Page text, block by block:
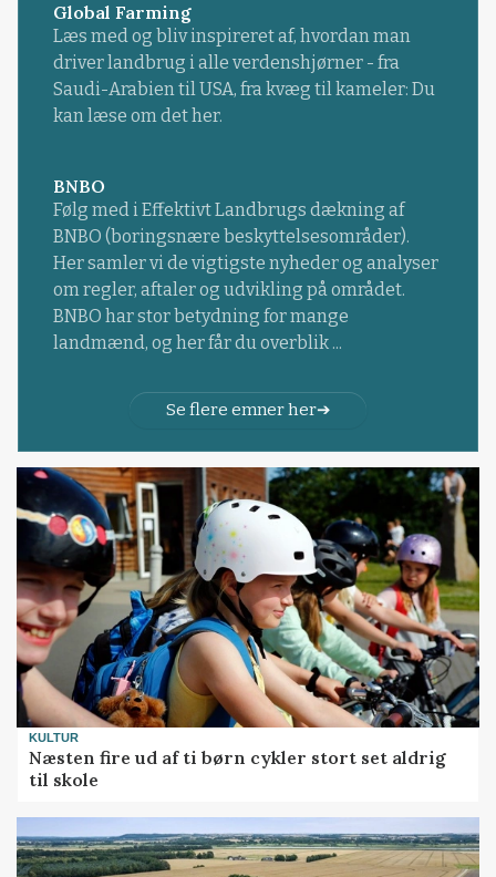
Global Farming
Læs med og bliv inspireret af, hvordan man
driver landbrug i alle verdenshjørner - fra
Saudi-Arabien til USA, fra kvæg til kameler: Du
kan læse om det her.
BNBO
Følg med i Effektivt Landbrugs dækning af
BNBO (boringsnære beskyttelsesområder).
Her samler vi de vigtigste nyheder og analyser
om regler, aftaler og udvikling på området.
BNBO har stor betydning for mange
landmænd, og her får du overblik ...
Se flere emner her
KULTUR
Næsten fire ud af ti børn cykler stort set aldrig
til skole